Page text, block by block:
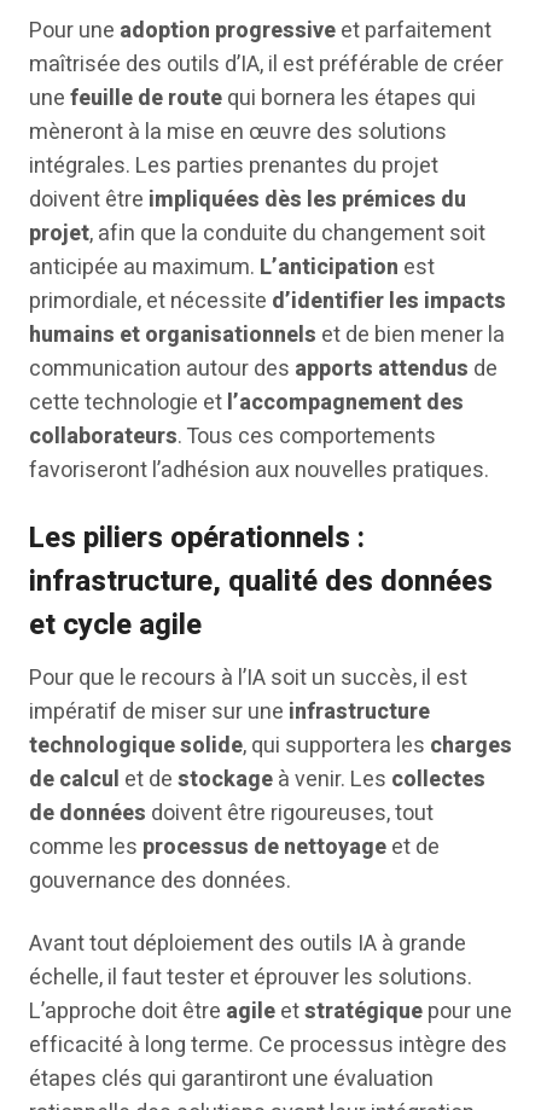
Pour une adoption progressiveet parfaitement
maîtrisée des outils d’IA, il est préférable de créer
unefeuille de routequi bornera les étapes qui
mèneront à la mise en œuvre des solutions
intégrales. Les parties prenantes du projet
doivent être impliquées dès les prémices du
projet, afin que la conduite du changement soit
anticipée au maximum. L’anticipation est
primordiale, et nécessite d’identifier les impacts
humains et organisationnels et de bien mener la
communication autour des apports attendus de
cette technologie etl’accompagnement des
collaborateurs. Tous ces comportements
favoriseront l’adhésion aux nouvelles pratiques.
Les piliers opérationnels :
infrastructure, qualité des données
et cycle agile
Pour que le recours à l’IA soit un succès, il est
impératif de miser sur une infrastructure
technologique solide, qui supportera les charges
de calcul et destockageà venir. Les collectes
de données doivent être rigoureuses, tout
comme les processus de nettoyageet de
gouvernance des données.
Avant tout déploiement des outils IA à grande
échelle, il faut tester et éprouver les solutions.
L’approche doit être agileetstratégiquepour une
efficacité à long terme. Ce processus intègre des
étapes clés qui garantiront une évaluation